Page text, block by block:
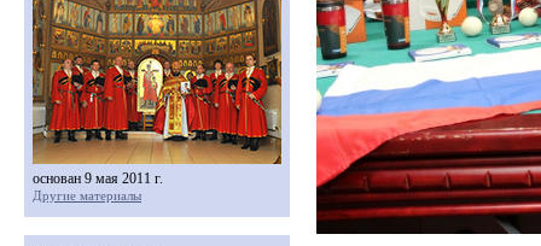
основан 9 мая 2011 г.
Другие материалы